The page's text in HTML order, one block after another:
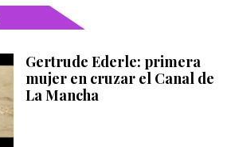
Gertrude Ederle: primera
mujer en cruzar el Canal de
La Mancha